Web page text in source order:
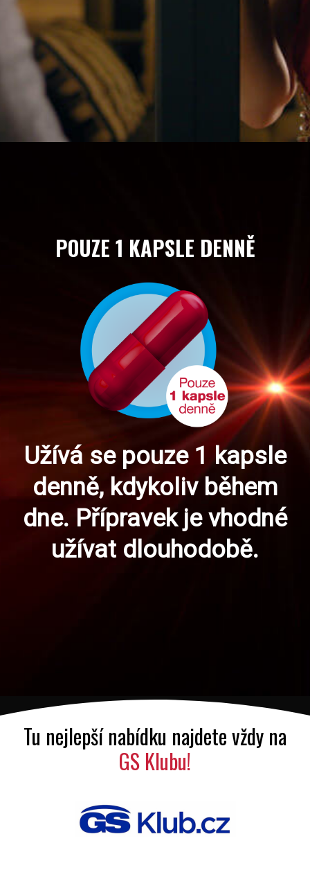
POUZE 1 KAPSLE DENNĚ
Užívá se pouze 1 kapsle
denně, kdykoliv během
dne. Přípravek je vhodné
užívat dlouhodobě.
Tu nejlepší nabídku najdete vždy na
GS Klubu!